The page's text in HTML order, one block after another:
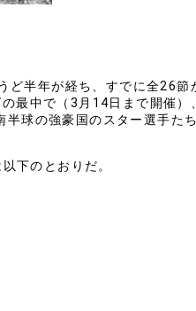
ど半年が経ち、すでに全26節
最中で（3月14日まで開催）
球の強豪国のスター選手た
下のとおりだ。